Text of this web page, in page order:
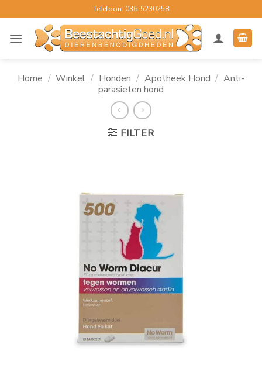
naar
inhoud
Telefoon: 036-5230258
Home / Winkel / Honden / Apotheek Hond / Anti-
parasieten hond
FILTER